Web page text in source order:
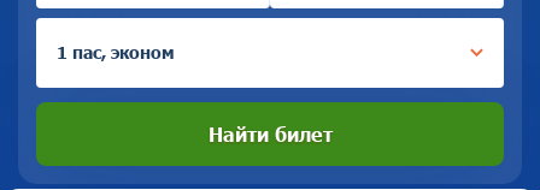
1 пас, эконом
Найти билет